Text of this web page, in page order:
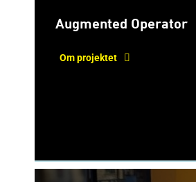
Augmented Operator
Om projektet